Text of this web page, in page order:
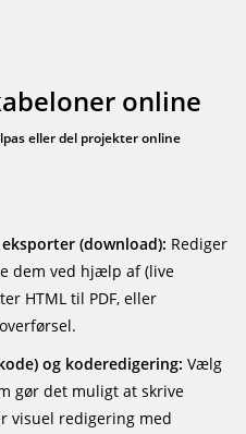
online
eller del projekter online
(download): Rediger
dem ved hjælp af (live
HTML til PDF, eller
og koderedigering: Vælg
gør det muligt at skrive
visuel redigering med